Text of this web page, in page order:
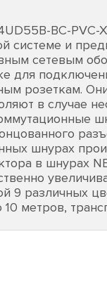
BC-PVC-
системе и
сетевым
для
розеткам.
в случае
шнурах
в шнурах
9 различных
метров,